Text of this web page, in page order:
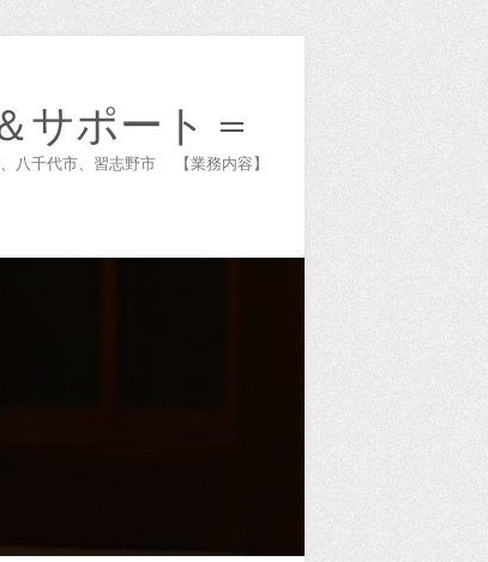
サポート =
八千代市、習志野市 【業務内容】